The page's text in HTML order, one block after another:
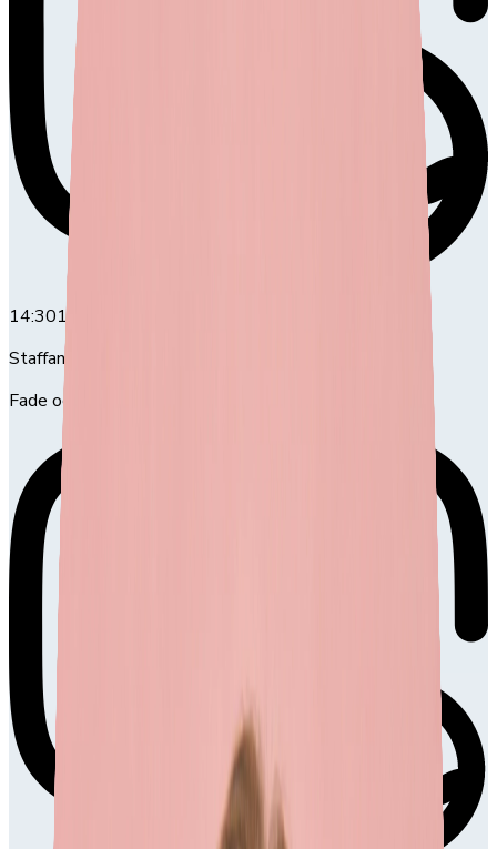
14:3014:30-16:00
Staffan Pretty
Fade och blondering